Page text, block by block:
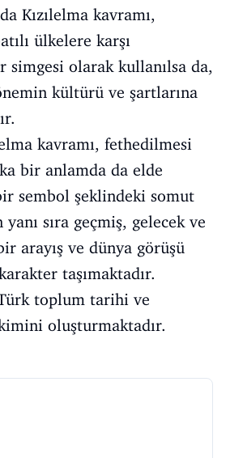
Kızılelma kavramı,
ülkelere karşı
simgesi olarak kullanılsa da,
kültürü ve şartlarına
kavramı, fethedilmesi
bir anlamda da elde
sembol şeklindeki somut
sıra geçmiş, gelecek ve
arayış ve dünya görüşü
taşımaktadır.
toplum tarihi ve
oluşturmaktadır.